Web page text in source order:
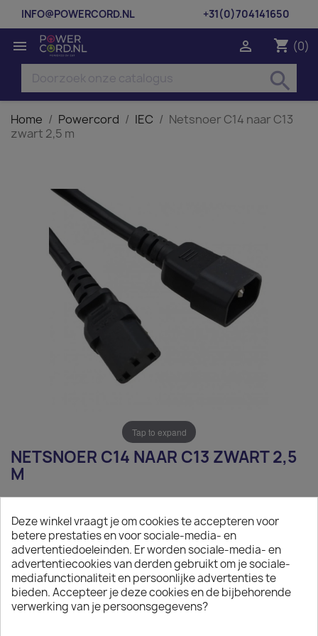
INFO@POWERCORD.NL +31(0)704141650
 shopping_cart (0)

search
Home Powercord IEC
Netsnoer C14 naar C13
zwart 2,5 m
Tap to expand
NETSNOER C14 NAAR C13 ZWART 2,5
M
Exclusief belasting
Netsnoer C14 naar C13 zwart 2,5 m
Aantal
 IN WINKELWAGEN
Deze winkel vraagt je om cookies te accepteren voor
betere prestaties en voor sociale-media- en
advertentiedoeleinden. Er worden sociale-media- en
advertentiecookies van derden gebruikt om je sociale-
mediafunctionaliteit en persoonlijke advertenties te
bieden. Accepteer je deze cookies en de bijbehorende
verwerking van je persoonsgegevens?